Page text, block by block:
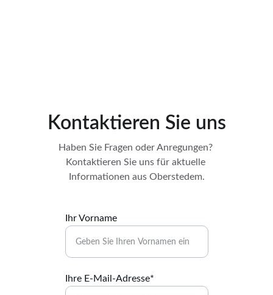
Kontaktieren Sie uns
Ihr Vorname
Ihre E-Mail-Adresse*
Haben Sie Fragen oder Anregungen?
Kontaktieren Sie uns für aktuelle
Informationen aus Oberstedem.